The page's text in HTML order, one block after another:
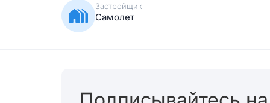
Застройщик
Самолет